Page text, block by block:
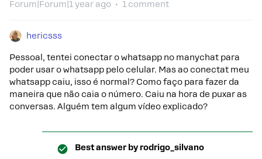
Forum|Forum|1 year ago 1 comment
hericsss
Pessoal, tentei conectar o whatsapp no manychat para
poder usar o whatsapp pelo celular. Mas ao conectat meu
whatsapp caiu, isso é normal? Como faço para fazer da
maneira que não caia o número. Caiu na hora de puxar as
conversas. Alguém tem algum vídeo explicado?
Best answer by rodrigo_silvano